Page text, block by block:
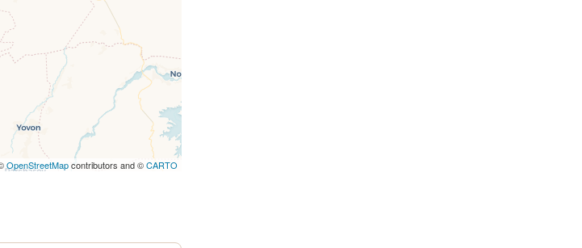
OpenStreetMapcontributors and ©CARTO